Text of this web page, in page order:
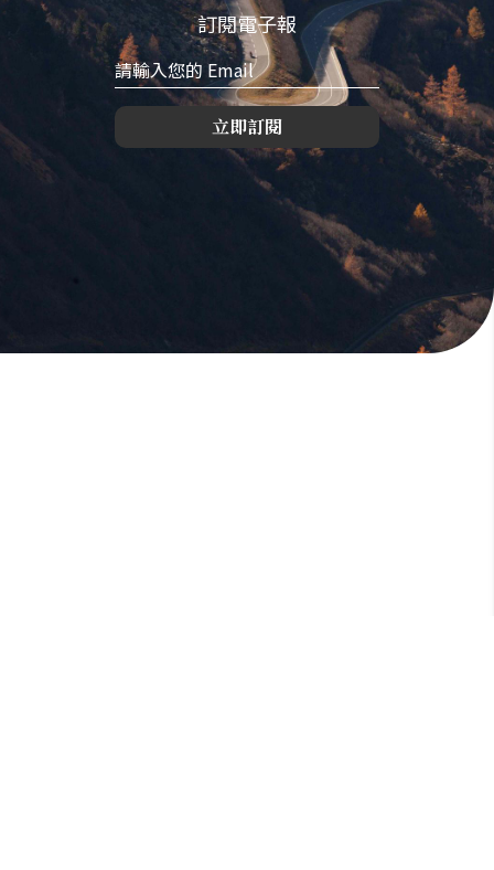
訂閱電子報
立即訂閱